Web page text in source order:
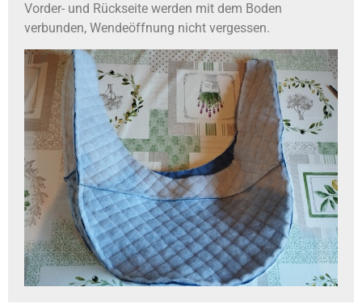
Vorder- und Rückseite werden mit dem Boden
verbunden, Wendeöffnung nicht vergessen.